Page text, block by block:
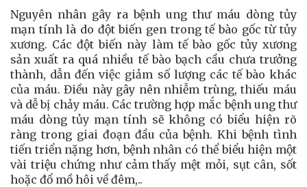
Nguyên nhân gây ra bệnh ung thư máu dòng tủy
mạn tính là do đột biến gen trong tế bào gốc từ tủy
xương. Các đột biến này làm tế bào gốc tủy xương
sản xuất ra quá nhiều tế bào bạch cầu chưa trưởng
thành, dẫn đến việc giảm số lượng các tế bào khác
của máu. Điều này gây nên nhiễm trùng, thiếu máu
và dễ bị chảy máu. Các trường hợp mắc bệnh ung thư
máu dòng tủy mạn tính sẽ không có biểu hiện rõ
ràng trong giai đoạn đầu của bệnh. Khi bệnh tình
tiến triển nặng hơn, bệnh nhân có thể biểu hiện một
vài triệu chứng như cảm thấy mệt mỏi, sụt cân, sốt
hoặc đổ mồ hôi về đêm,..